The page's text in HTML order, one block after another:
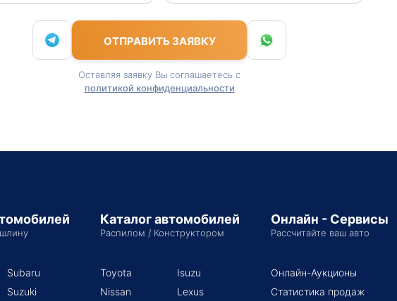
ОТПРАВИТЬ ЗАЯВКУ
Оставляя заявку Вы соглашаетесь с
политикой конфиденциальности
Subaru
Suzuki
Каталог автомобилей
Распилом / Конструктором
Toyota
Nissan
Isuzu
Lexus
Онлайн - Сервисы
Рассчитайте ваш авто
Онлайн-Аукционы
Статистика продаж